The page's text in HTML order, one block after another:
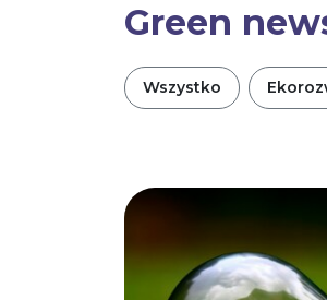
Green
Wszystko